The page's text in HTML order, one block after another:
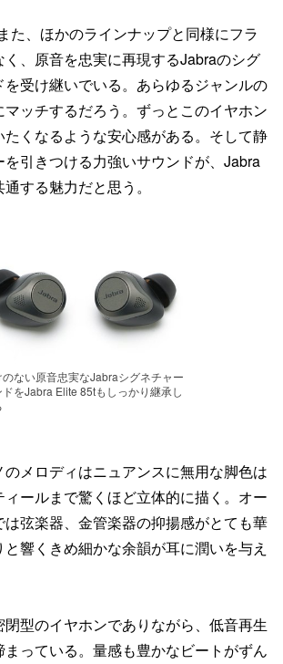
た、ほかのラインナップと同様にフラ
く、原音を忠実に再現するJabraのシグ
受け継いでいる。あらゆるジャンルの
ッチするだろう。ずっとこのイヤホン
くなるような安心感がある。そして静
引きつける力強いサウンドが、Jabra
する魅力だと思う。
ない原音忠実なJabraシグネチャー
をJabra Elite 85tもしっかり継承し
メロディはニュアンスに無用な脚色は
ィールまで驚くほど立体的に描く。オー
弦楽器、金管楽器の抑揚感がとても華
響くきめ細かな余韻が耳に潤いを与え
型のイヤホンでありながら、低音再生
っている。量感も豊かなビートがずん